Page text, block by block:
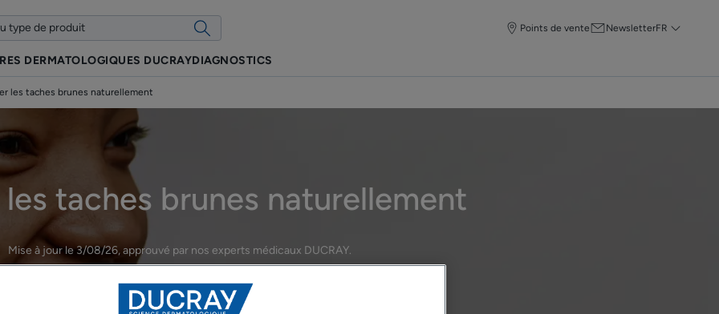
Points de vente NewsletterFR
DERMATOLOGIQUES DUCRAYDIAGNOSTICS
les taches brunes naturellement
les taches brunes naturellement
Mise à jour le3/08/26, approuvé par nos experts médicaux DUCRAY.
Les taches brunes au quotidien